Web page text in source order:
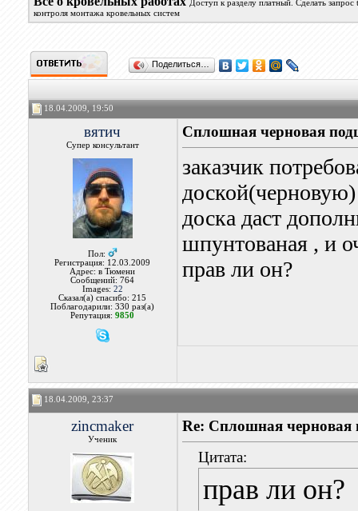
Доступ к разделу платный. Сделать
контроля монтажа кровельных систем
Поделиться…
18.04.2009, 19:50
вятич
Супер консультант
Пол:
Регистрация: 12.03.2009
Адрес: в Тюмени
Сообщений: 764
Images: 22
Сказал(а) спасибо: 215
Поблагодарили: 330 раз(а)
Репутация:9850
Сплошная черновая
заказчик
доска даст
шпунтованая , и
прав ли он?
18.04.2009, 23:37
zincmaker
Ученик
Re: Сплошная черновая
Цитата:
прав ли он?